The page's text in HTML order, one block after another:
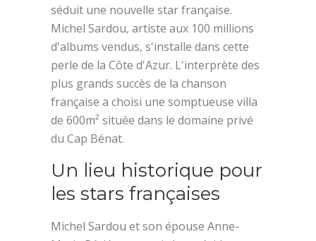
séduit une nouvelle star française.
Michel Sardou, artiste aux 100 millions
d'albums vendus, s'installe dans cette
perle de la Côte d'Azur. L'interprète des
plus grands succès de la chanson
française a choisi une somptueuse villa
de 600m² située dans le domaine privé
du Cap Bénat.
Un lieu historique pour
les stars françaises
Michel Sardou et son épouse Anne-